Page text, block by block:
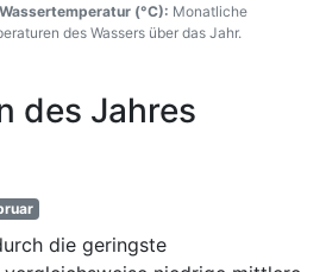
(°C): Monatliche
des Wassers über das Jahr.
des Jahres
die geringste